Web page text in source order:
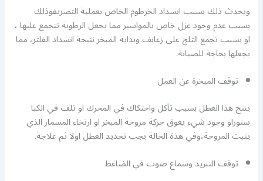
ويحدث ذلك بسبب انسداد الخرطوم الخاص بعملية التصريفوذلك
بسبب عدم وجود عزل خاص بالمواسير مما يجعل الرطوبة تتجمع عليها ،
او بسبب تجمع الثلج على زعانف وبداية المبخر نتيجة انسداد الفلتر، مما
يجعلها بحاجة للصيانة.
توقف المبخرة عن العمل
ينتج هذا العطل بسبب تآكل واحتكاك في المحرك او تلف في الكبا
ستوراو وجود شيء يعوق حركة مروحة المبخر او ارتخاء المسمار الذي
يثبت المروحة،وفي هذة الحالة يجب تحديد العطل اولا ثم علاجة.
توقف التبريد وسماع صوت في الضاغط